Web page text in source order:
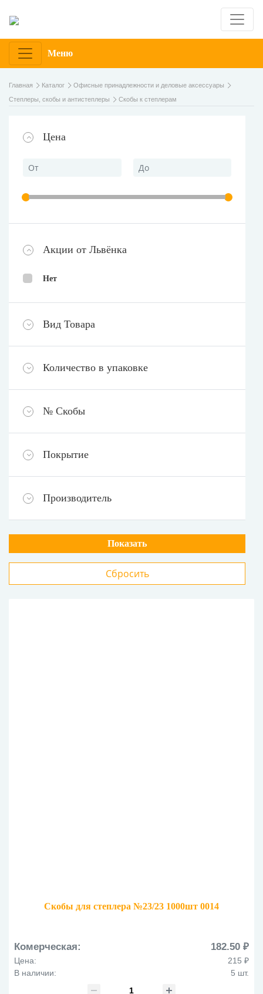
Меню
Главная Каталог
Офисные принадлежности и деловые аксессуары
Степлеры, скобы и антистеплеры
Скобы к степлерам
Цена
Акции от Львёнка
Нет
Вид Товара
Количество в упаковке
№ Скобы
Покрытие
Производитель
Скобы для степлера №23/23 1000шт 0014
Комерческая: 182.50 ₽
Цена:
215 ₽
В наличии:
5 шт.